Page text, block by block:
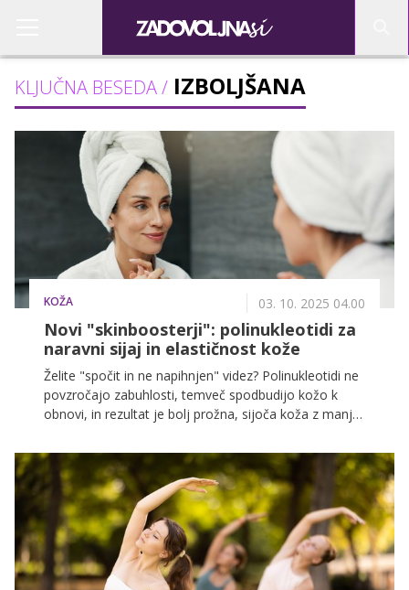
KLJUČNA BESEDA / IZBOLJŠANA
KOŽA 03. 10. 2025 04.00
Novi "skinboosterji": polinukleotidi za
naravni sijaj in elastičnost kože
Želite "spočit in ne napihnjen" videz? Polinukleotidi ne
povzročajo zabuhlosti, temveč spodbudijo kožo k
obnovi, in rezultat je bolj prožna, sijoča koža z manj
v primerjavi s hialuronsko kislino je razložil estetski
zdravnik Matija Ambrož.